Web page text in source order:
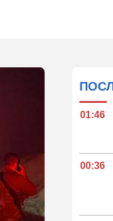
01:46
00:36